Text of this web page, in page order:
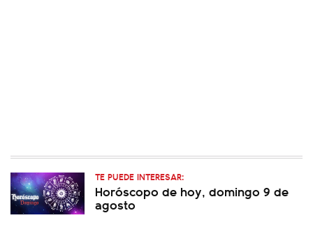
TE PUEDE INTERESAR:
Horóscopo de hoy, domingo 9 de
agosto